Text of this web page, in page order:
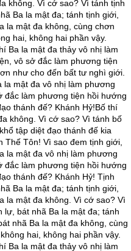
không. Vì cớ sao? Vì tánh tịnh
Ba la mật đa; tánh tịnh giới,
la mật đa không, cùng chơn
hai, không hai phần vậy.
Ba la mật đa thảy vô nhị làm
vô sở đắc làm phương tiện
như cho đến bất tư nghì giới.
la mật đa vô nhị làm phương
đắc làm phương tiện hồi hướng
thánh đế? Khánh Hỷ!Bố thí
không. Vì cớ sao? Vì tánh bố
tập diệt đạo thánh đế kia
Thế Tôn! Vì sao đem tịnh giới,
la mật đa vô nhị làm phương
đắc làm phương tiện hồi hướng
thánh đế? Khánh Hỷ! Tịnh
Ba la mật đa; tánh tịnh giới,
la mật đa không. Vì cớ sao? Vì
lự, bát nhã Ba la mật đa; tánh
nhã Ba la mật đa không, cùng
hai, không hai phần vậy.
Ba la mật đa thảy vô nhị làm